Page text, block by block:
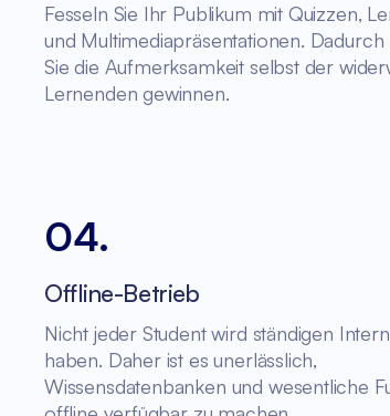
Fesseln Sie Ihr Publikum mit Quizzen,
und Multimediapräsentationen.
Sie die Aufmerksamkeit selbst der
Lernenden gewinnen.
04.
Offline-Betrieb
Nicht jeder Student wird ständigen
haben. Daher ist es unerlässlich,
Wissensdatenbanken und wesentliche